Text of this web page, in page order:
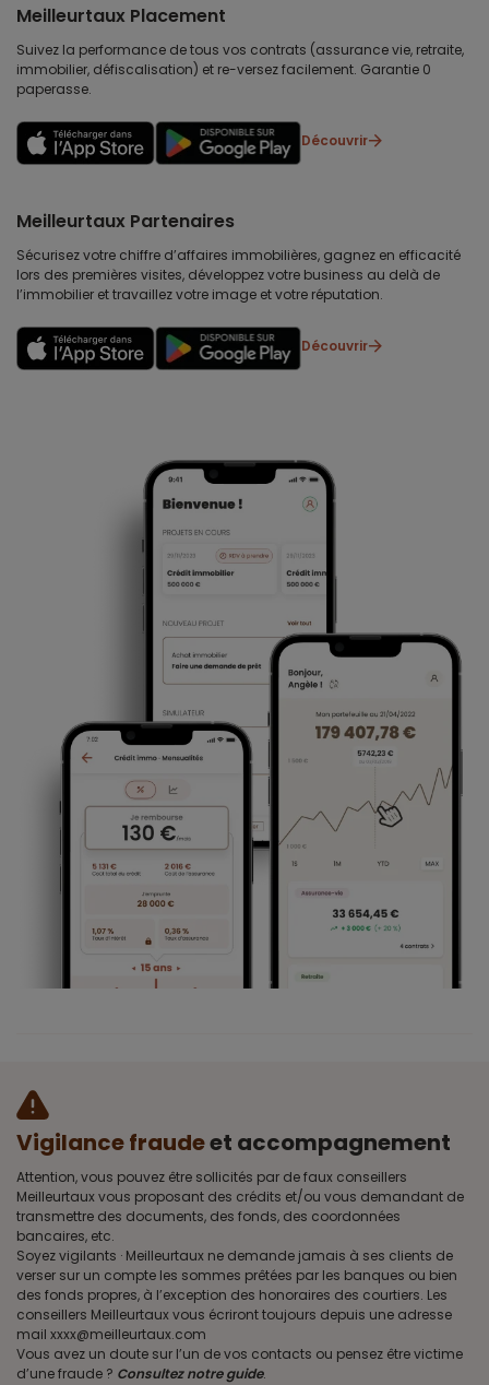
Meilleurtaux Placement
Suivez la performance de tous vos contrats (assurance vie, retraite,
immobilier, défiscalisation) et re-versez facilement. Garantie 0
paperasse.
Découvrir
Meilleurtaux Partenaires
Sécurisez votre chiffre d’affaires immobilières, gagnez en efficacité
lors des premières visites, développez votre business au delà de
l’immobilier et travaillez votre image et votre réputation.
Découvrir
Vigilance fraudeet accompagnement
Attention, vous pouvez être sollicités par de faux conseillers
Meilleurtaux vous proposant des crédits et/ou vous demandant de
transmettre des documents, des fonds, des coordonnées
bancaires, etc.
Soyez vigilants · Meilleurtaux ne demande jamais à ses clients de
verser sur un compte les sommes prêtées par les banques ou bien
des fonds propres, à l’exception des honoraires des courtiers. Les
conseillers Meilleurtaux vous écriront toujours depuis une adresse
mail xxxx@meilleurtaux.com
Vous avez un doute sur l’un de vos contacts ou pensez être victime
d’une fraude ? Consultez notre guide.